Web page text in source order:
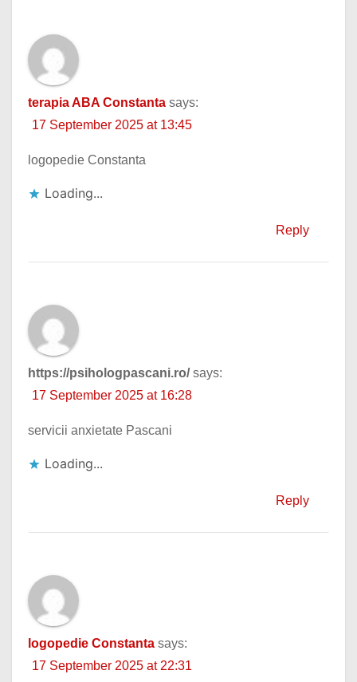
terapia ABA Constanta says:
17 September 2025 at 13:45
logopedie Constanta
Loading...
Reply
https://psihologpascani.ro/ says:
17 September 2025 at 16:28
servicii anxietate Pascani
Loading...
Reply
logopedie Constanta says:
17 September 2025 at 22:31